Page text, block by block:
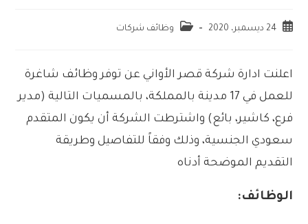
24 ديسمبر، 2020 وظائف شركات
اعلنت ادارة شركة قصر الأواني عن توفر وظائف شاغرة
للعمل في 17 مدينة بالمملكة، بالمسميات التالية (مدير
فرع، كاشير، بائع) واشترطت الشركة أن يكون المتقدم
سعودي الجنسية، وذلك وفقاً للتفاصيل وطريقة
التقديم الموضحة أدناه
الوظائف: